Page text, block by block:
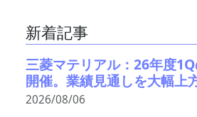
新着記事
三菱マテリアル：26年度
開催。業績見通しを大幅上
2026/08/06